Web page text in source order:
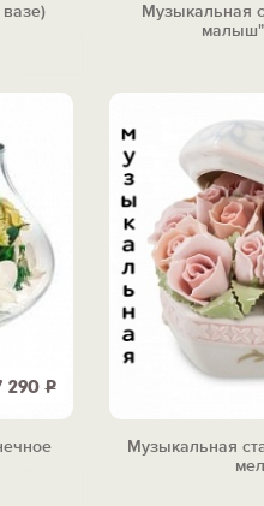
Музыкальная
малыш"
290Р
Музыкальная